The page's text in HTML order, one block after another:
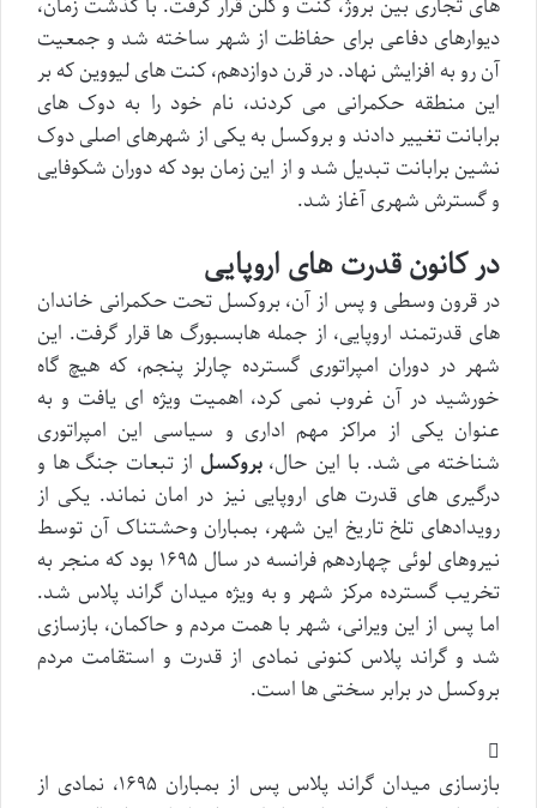
های تجاری بین بروژ، گنت و کلن قرار گرفت. با گذشت زمان،
دیوارهای دفاعی برای حفاظت از شهر ساخته شد و جمعیت
آن رو به افزایش نهاد. در قرن دوازدهم، کنت های لیووین که بر
این منطقه حکمرانی می کردند، نام خود را به دوک های
برابانت تغییر دادند و بروکسل به یکی از شهرهای اصلی دوک
نشین برابانت تبدیل شد و از این زمان بود که دوران شکوفایی
و گسترش شهری آغاز شد.
در کانون قدرت های اروپایی
در قرون وسطی و پس از آن، بروکسل تحت حکمرانی خاندان
های قدرتمند اروپایی، از جمله هابسبورگ ها قرار گرفت. این
شهر در دوران امپراتوری گسترده چارلز پنجم، که هیچ گاه
خورشید در آن غروب نمی کرد، اهمیت ویژه ای یافت و به
عنوان یکی از مراکز مهم اداری و سیاسی این امپراتوری
شناخته می شد. با این حال،بروکسل از تبعات جنگ ها و
درگیری های قدرت های اروپایی نیز در امان نماند. یکی از
رویدادهای تلخ تاریخ این شهر، بمباران وحشتناک آن توسط
نیروهای لوئی چهاردهم فرانسه در سال ۱۶۹۵ بود که منجر به
تخریب گسترده مرکز شهر و به ویژه میدان گراند پلاس شد.
اما پس از این ویرانی، شهر با همت مردم و حاکمان، بازسازی
شد و گراند پلاس کنونی نمادی از قدرت و استقامت مردم
بروکسل در برابر سختی ها است.
بازسازی میدان گراند پلاس پس از بمباران ۱۶۹۵، نمادی از